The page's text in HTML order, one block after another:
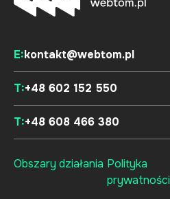
E:kontakt@webtom.pl
T:+48 602 152 550
T:+48 608 466 380
Obszary działania Polityka
prywatności